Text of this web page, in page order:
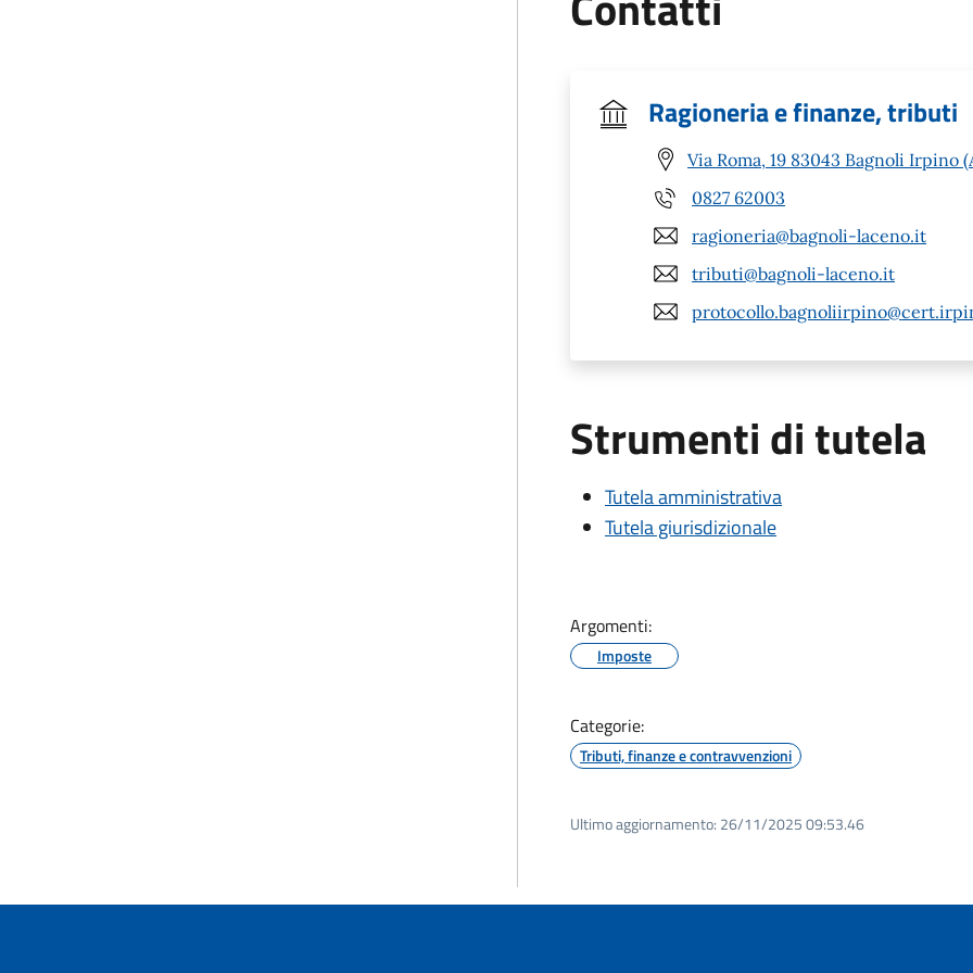
Ragioneria e finanze, tributi
Via Roma, 19 83043 Bagnoli Irpino
0827 62003
ragioneria@bagnoli-laceno.it
tributi@bagnoli-laceno.it
Strumenti di tutela
Tutela amministrativa
Tutela giurisdizionale
Argomenti:
Imposte
Categorie:
Tributi, finanze e contravvenzioni
Ultimo aggiornamento: 26/11/2025 09:53.46